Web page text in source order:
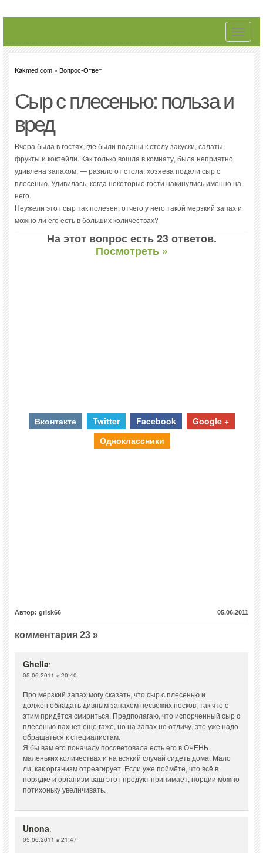
Toggle
Kakmed.com » Вопрос-Ответ
Сыр с плесенью: польза и
вред
Вчера была в гостях, где были поданы к столу закуски, салаты,
фрукты и коктейли. Как только вошла в комнату, была неприятно
удивлена запахом, — разило от стола: хозяева подали сыр с
плесенью. Удивилась, когда некоторые гости накинулись именно на
него.
Неужели этот сыр так полезен, отчего у него такой мерзкий запах и
можно ли его есть в больших количествах?
На этот вопрос есть 23 ответов.
Посмотреть »
Вконтакте Twitter Facebook
Google +
Одноклассники
Автор: grisk66 05.06.2011
комментария 23 »
Ghella:
05.06.2011 в 20:40
Про мерзкий запах могу сказать, что сыр с плесенью и
должен обладать дивным запахом несвежих носков, так что с
этим придётся смириться. Предполагаю, что испорченный сыр с
плесенью пахнет ещё гаже, но на запах не отличу, это уже надо
обращаться к специалистам.
Я бы вам его поначалу посоветовала есть его в ОЧЕНЬ
маленьких количествах и на всякий случай сидеть дома. Мало
ли, как организм отреагирует. Если уже поймёте, что всё в
порядке и организм ваш этот продукт принимает, порции можно
потихоньку увеличивать.
Unona:
05.06.2011 в 21:47